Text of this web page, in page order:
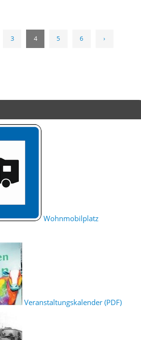
3 4 5 6 ›
Wohnmobilplatz
Veranstaltungskalender (PDF)